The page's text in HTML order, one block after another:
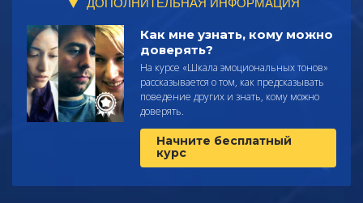
ДОПОЛНИТЕЛЬНАЯ ИНФОРМАЦИЯ
Как мне узнать, кому можно
доверять?
На курсе «Шкала эмоциональных тонов»
рассказывается о том, как предсказывать
поведение других и знать, кому можно
доверять.
Начните бесплатный
курс